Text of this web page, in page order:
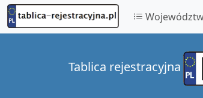
Tablica rejestracyjna